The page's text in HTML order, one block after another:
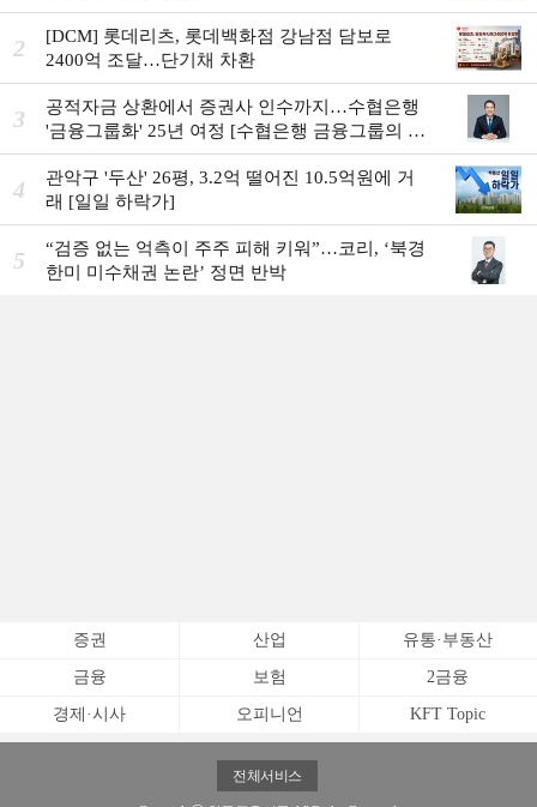
2
[DCM] 롯데리츠, 롯데백화점 강남점 담보로
2400억 조달…단기채 차환
3
공적자금 상환에서 증권사 인수까지…수협은행
'금융그룹화' 25년 여정 [수협은행 금융그룹의 꿈
①]
4
관악구 '두산' 26평, 3.2억 떨어진 10.5억원에 거
래 [일일 하락가]
5
“검증 없는 억측이 주주 피해 키워”…코리, ‘북경
한미 미수채권 논란’ 정면 반박
증권 산업 유통·부동산
금융 보험 2금융
경제·시사 오피니언 KFT Topic
전체서비스